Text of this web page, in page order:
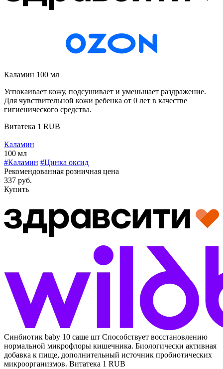
Каламин 100 мл
Успокаивает кожу, подсушивает и уменьшает раздражение.
Для чувствительной кожи ребенка от 0 лет в качестве
гигиенического средства.
Витатека 1 RUB
Каламин
100 мл
#Каламин #Цинка оксид
Рекомендованная розничная цена
337 руб.
Купить
Синбиотик baby 10 саше шт Способствует восстановлению
нормальной микрофлоры кишечника. Биологически активная
добавка к пище, дополнительный источник пробиотических
микроорганизмов. Витатека 1 RUB